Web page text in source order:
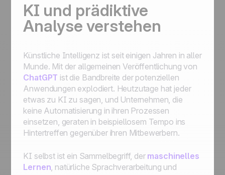
KI und prädiktive
Analyse verstehen
Künstliche Intelligenz ist seit einigen Jahren in aller
Munde. Mit der allgemeinen Veröffentlichung von
ChatGPT ist die Bandbreite der potenziellen
Anwendungen explodiert. Heutzutage hat jeder
etwas zu KI zu sagen, und Unternehmen, die
keine Automatisierung in ihren Prozessen
einsetzen, geraten in beispiellosem Tempo ins
Hintertreffen gegenüber ihren Mitbewerbern.
KI selbst ist ein Sammelbegriff, der maschinelles
Lernen, natürliche Sprachverarbeitung und